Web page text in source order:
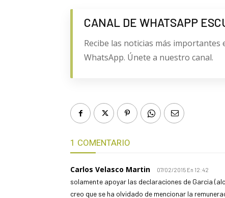
CANAL DE WHATSAPP
Recibe las noticias más
WhatsApp. Únete a nuestro canal.
1 COMENTARIO
Carlos Velasco Martin 07/02/2015 En 12:42
solamente apoyar las declaraciones de Garcia
creo que se ha olvidado de mencionar la